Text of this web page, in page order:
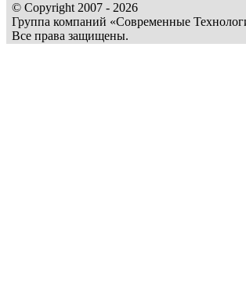
© Copyright 2007 - 2026
Группа компаний «Современные
Все права защищены.